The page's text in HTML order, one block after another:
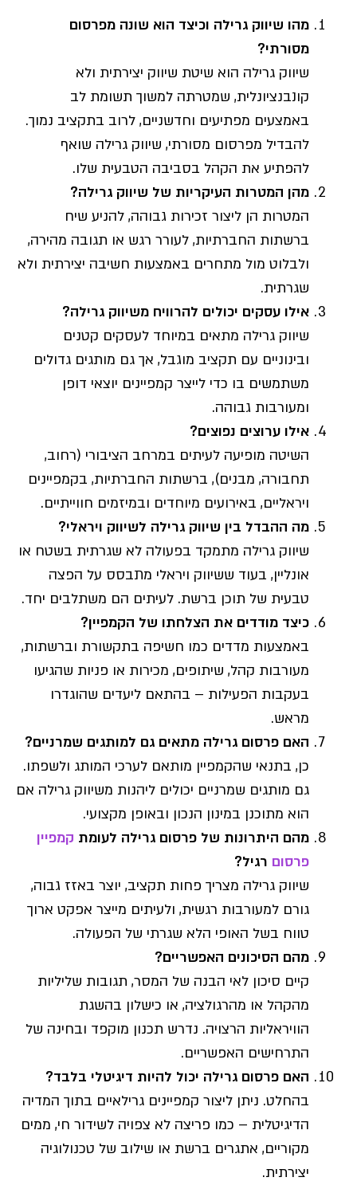
מהו שיווק גרילה וכיצד הוא שונה מפרסום
מסורתי?
שיווק גרילה הוא שיטת שיווק יצירתית ולא
קונבנציונלית, שמטרתה למשוך תשומת לב
באמצעים מפתיעים וחדשניים, לרוב בתקציב נמוך.
להבדיל מפרסום מסורתי, שיווק גרילה שואף
להפתיע את הקהל בסביבה הטבעית שלו.
מהן המטרות העיקריות של שיווק גרילה?
המטרות הן ליצור זכירות גבוהה, להניע שיח
ברשתות החברתיות, לעורר רגש או תגובה מהירה,
ולבלוט מול מתחרים באמצעות חשיבה יצירתית ולא
שגרתית.
אילו עסקים יכולים להרוויח משיווק גרילה?
שיווק גרילה מתאים במיוחד לעסקים קטנים
ובינוניים עם תקציב מוגבל, אך גם מותגים גדולים
משתמשים בו כדי לייצר קמפיינים יוצאי דופן
ומעורבות גבוהה.
אילו ערוצים נפוצים?
השיטה מופיעה לעיתים במרחב הציבורי (רחוב,
תחבורה, מבנים), ברשתות החברתיות, בקמפיינים
ויראליים, באירועים מיוחדים ובמיזמים חווייתיים.
מה ההבדל בין שיווק גרילה לשיווק ויראלי?
שיווק גרילה מתמקד בפעולה לא שגרתית בשטח או
אונליין, בעוד ששיווק ויראלי מתבסס על הפצה
טבעית של תוכן ברשת. לעיתים הם משתלבים יחד.
כיצד מודדים את הצלחתו של הקמפיין?
באמצעות מדדים כמו חשיפה בתקשורת וברשתות,
מעורבות קהל, שיתופים, מכירות או פניות שהגיעו
בעקבות הפעילות – בהתאם ליעדים שהוגדרו
מראש.
האם פרסום גרילה מתאים גם למותגים שמרניים?
כן, בתנאי שהקמפיין מותאם לערכי המותג ולשפתו.
גם מותגים שמרניים יכולים ליהנות משיווק גרילה אם
הוא מתוכנן במינון הנכון ובאופן מקצועי.
מהם היתרונות של פרסום גרילה לעומת קמפיין
פרסום רגיל?
שיווק גרילה מצריך פחות תקציב, יוצר באזז גבוה,
גורם למעורבות רגשית, ולעיתים מייצר אפקט ארוך
טווח בשל האופי הלא שגרתי של הפעולה.
מהם הסיכונים האפשריים?
קיים סיכון לאי הבנה של המסר, תגובות שליליות
מהקהל או מהרגולציה, או כישלון בהשגת
הוויראליות הרצויה. נדרש תכנון מוקפד ובחינה של
התרחישים האפשריים.
האם פרסום גרילה יכול להיות דיגיטלי בלבד?
בהחלט. ניתן ליצור קמפיינים גרילאיים בתוך המדיה
הדיגיטלית – כמו פריצה לא צפויה לשידור חי, ממים
מקוריים, אתגרים ברשת או שילוב של טכנולוגיה
יצירתית.